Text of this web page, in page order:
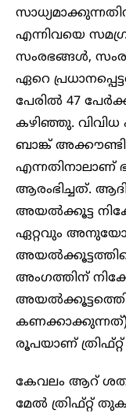
എന്നിവയെ
സംരഭങ്ങൾ,
ഏറെ
പേരിൽ 47
കഴിഞ്ഞു.
ബാങ്ക്
എന്നതിനാലാണ്
ആരംഭിച്ചത്.
അയൽക്കൂട്ട
ഏറ്റവും
അംഗത്തിന്
കണക്കാക്കുന്നത്)
രൂപയാണ് ത്രിഫ്റ്റ്
കേവലം ആറ്
മേൽ ത്രിഫ്റ്റ്